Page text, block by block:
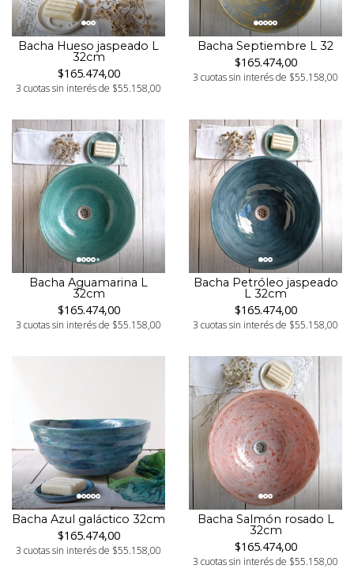
Bacha Hueso jaspeado L
32cm
$165.474,00
3 cuotas sin interés de $55.158,00
Bacha Septiembre L 32
$165.474,00
3 cuotas sin interés de $55.158,00
Bacha Aguamarina L
32cm
$165.474,00
3 cuotas sin interés de $55.158,00
Bacha Petróleo jaspeado
L 32cm
$165.474,00
3 cuotas sin interés de $55.158,00
Bacha Azul galáctico 32cm
$165.474,00
3 cuotas sin interés de $55.158,00
Bacha Salmón rosado L
32cm
$165.474,00
3 cuotas sin interés de $55.158,00